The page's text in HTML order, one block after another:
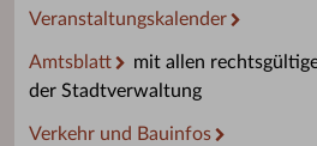
Veranstaltungskalender
Amtsblatt
mit allen
der Stadtverwaltung
Verkehr und Bauinfos